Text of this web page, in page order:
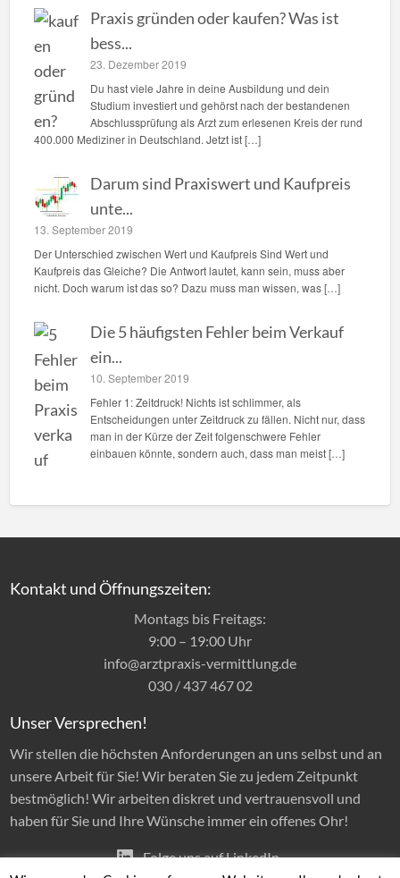
Praxis gründen oder kaufen? Was ist
bess...
23. Dezember 2019
Du hast viele Jahre in deine Ausbildung und dein
Studium investiert und gehörst nach der bestandenen
Abschlussprüfung als Arzt zum erlesenen Kreis der rund
400.000 Mediziner in Deutschland. Jetzt ist […]
Darum sind Praxiswert und Kaufpreis
unte...
13. September 2019
Der Unterschied zwischen Wert und Kaufpreis Sind Wert und
Kaufpreis das Gleiche? Die Antwort lautet, kann sein, muss aber
nicht. Doch warum ist das so? Dazu muss man wissen, was […]
Die 5 häufigsten Fehler beim Verkauf
ein...
10. September 2019
Fehler 1: Zeitdruck! Nichts ist schlimmer, als
Entscheidungen unter Zeitdruck zu fällen. Nicht nur, dass
man in der Kürze der Zeit folgenschwere Fehler
einbauen könnte, sondern auch, dass man meist […]
Kontakt und Öffnungszeiten:
Montags bis Freitags:
9:00 – 19:00 Uhr
info@arztpraxis-vermittlung.de
030 / 437 467 02
Unser Versprechen!
Wir stellen die höchsten Anforderungen an uns selbst und an
unsere Arbeit für Sie! Wir beraten Sie zu jedem Zeitpunkt
bestmöglich! Wir arbeiten diskret und vertrauensvoll und
haben für Sie und Ihre Wünsche immer ein offenes Ohr!
Folge uns auf LinkedIn